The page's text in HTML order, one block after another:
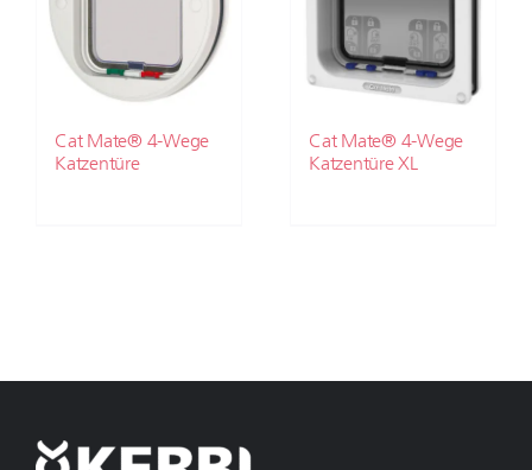
Cat Mate® 4-Wege
Katzentüre
Cat Mate® 4-Wege
Katzentüre XL